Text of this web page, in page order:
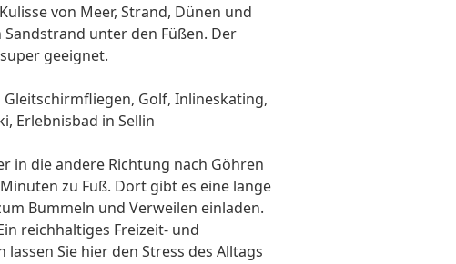
von Meer, Strand, Dünen und
unter den Füßen. Der
geeignet.
Golf, Inlineskating,
Erlebnisbad in Sellin
in die andere Richtung nach Göhren
zu Fuß. Dort gibt es eine lange
Bummeln und Verweilen einladen.
reichhaltiges Freizeit- und
Sie hier den Stress des Alltags